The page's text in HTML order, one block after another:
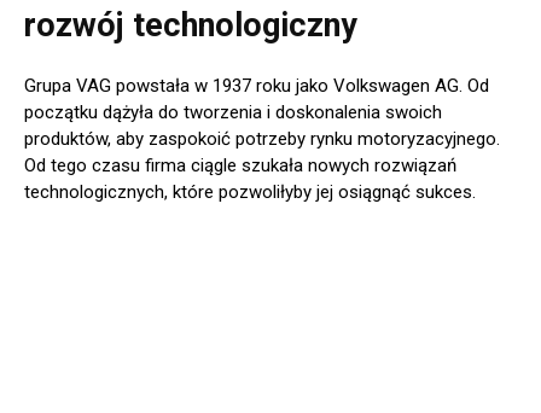
rozwój technologiczny
Grupa VAG powstała w 1937 roku jako Volkswagen AG. Od
początku dążyła do tworzenia i doskonalenia swoich
produktów, aby zaspokoić potrzeby rynku motoryzacyjnego.
Od tego czasu firma ciągle szukała nowych rozwiązań
technologicznych, które pozwoliłyby jej osiągnąć sukces.